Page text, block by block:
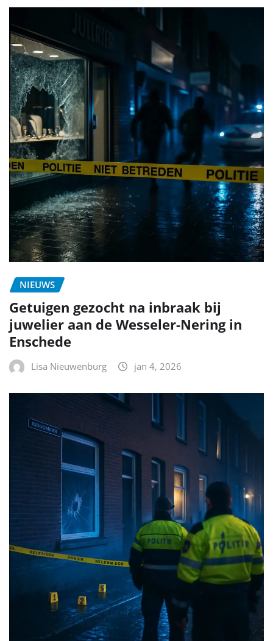
NIEUWS
Getuigen gezocht na inbraak bij
juwelier aan de Wesseler-Nering in
Enschede
Lisa Nieuwenburg jan 4, 2026